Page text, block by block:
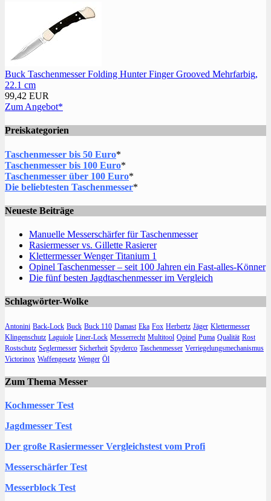
Buck Taschenmesser Folding Hunter Finger Grooved Mehrfarbig,
22.1 cm
99,42 EUR
Zum Angebot*
Preiskategorien
Taschenmesser bis 50 Euro*
Taschenmesser bis 100 Euro*
Taschenmesser über 100 Euro*
Die beliebtesten Taschenmesser*
Neueste Beiträge
Manuelle Messerschärfer für Taschenmesser
Rasiermesser vs. Gillette Rasierer
Klettermesser Wenger Titanium 1
Opinel Taschenmesser – seit 100 Jahren ein Fast-alles-Könner
Die fünf besten Jagdtaschenmesser im Vergleich
Schlagwörter-Wolke
Antonini Back-Lock Buck Buck 110 Damast Eka Fox Herbertz Jäger Klettermesser
Klingenschutz Laguiole Liner-Lock Messerrecht Multitool Opinel Puma Qualität Rost
Rostschutz Seglermesser Sicherheit Spyderco Taschenmesser Verriegelungsmechanismus
Victorinox Waffengesetz Wenger Öl
Zum Thema Messer
Kochmesser Test
Jagdmesser Test
Der große Rasiermesser Vergleichstest vom Profi
Messerschärfer Test
Messerblock Test